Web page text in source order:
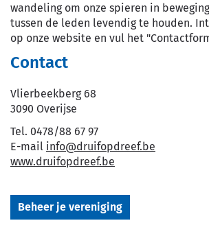
wandeling om onze spieren in
tussen de leden levendig te houden.
op onze website en vul het
Contact
Vlierbeekberg 68
,3090 Overijse
Tel. 0478/88 67 97
E-
mail
info@druifopdreef.be
Website
www.druifopdreef.be
Beheer je vereniging